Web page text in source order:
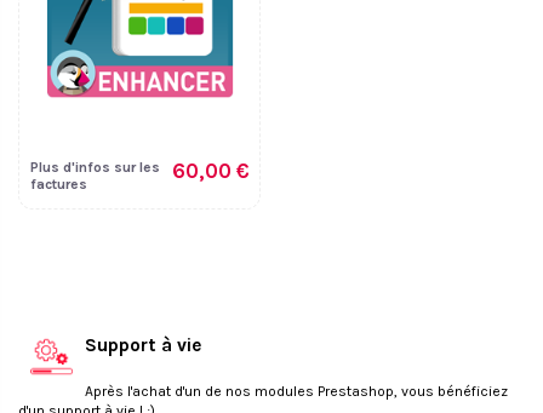
Plus d'infos sur les
factures
60,00 €
Support à vie
Après l'achat d'un de nos modules Prestashop, vous bénéficiez